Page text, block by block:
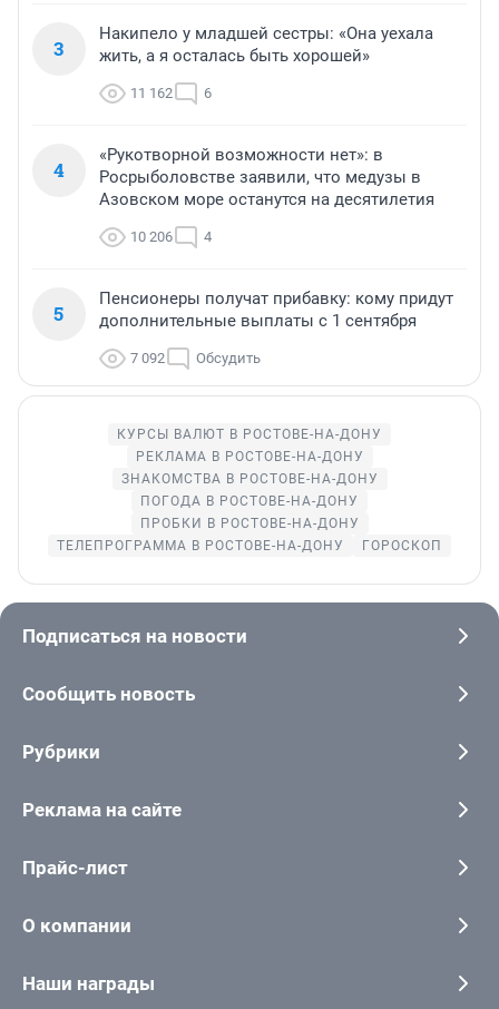
3
Накипело у младшей сестры: «Она уехала
жить, а я осталась быть хорошей»
11 162 6
4
«Рукотворной возможности нет»: в
Росрыболовстве заявили, что медузы в
Азовском море останутся на десятилетия
10 206 4
5
Пенсионеры получат прибавку: кому придут
дополнительные выплаты с 1 сентября
7 092 Обсудить
КУРСЫ ВАЛЮТ В РОСТОВЕ-НА-ДОНУ
РЕКЛАМА В РОСТОВЕ-НА-ДОНУ
ЗНАКОМСТВА В РОСТОВЕ-НА-ДОНУ
ПОГОДА В РОСТОВЕ-НА-ДОНУ
ПРОБКИ В РОСТОВЕ-НА-ДОНУ
ТЕЛЕПРОГРАММА В РОСТОВЕ-НА-ДОНУ
ГОРОСКОП
Подписаться на новости
Сообщить новость
Рубрики
Реклама на сайте
Прайс-лист
О компании
Наши награды